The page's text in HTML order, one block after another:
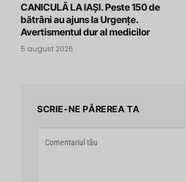
CANICULĂ LA IAȘI. Peste 150 de
bătrâni au ajuns la Urgențe.
Avertismentul dur al medicilor
5 august 2026
SCRIE-NE PĂREREA TA